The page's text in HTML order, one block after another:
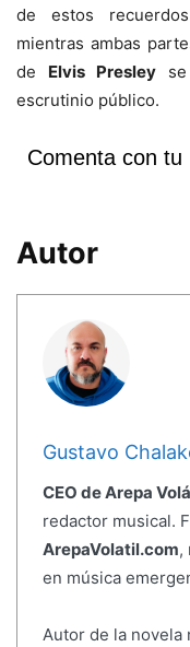
de estos
mientras ambas
de Elvis Presley
escrutinio público.
Comenta con tu
Autor
Gustavo
CEO de Arepa
redactor musical.
ArepaVolatil.com,
en música
Autor de la novela